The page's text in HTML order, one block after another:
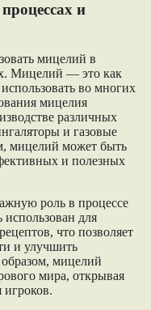
и
мицелий в
Мицелий — это как
во многих
мицелия
различных
и газовые
мицелий может быть
и полезных
роль в процессе
для
что позволяет
и улучшить
мицелий
мира, открывая